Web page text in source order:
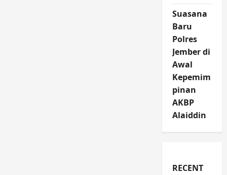
Suasana
Baru
Polres
Jember di
Awal
Kepemim
pinan
AKBP
Alaiddin
RECENT